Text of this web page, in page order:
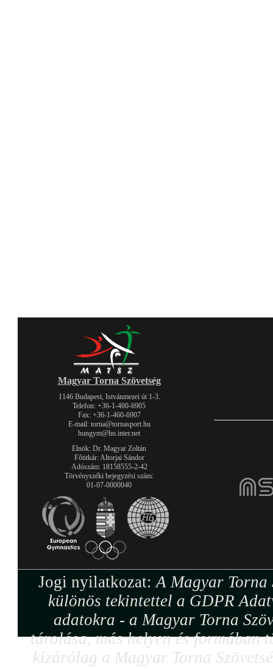
Magyar Torna Szövetség
1146 Budapest, Istvánmezei út 1-3.
Telefon: +36-1-460-6905
Fax: +36-1-460-6907
E-mail: torna@tornasport.hu
hungym@hu.inter.net
Elnök: Dr. Magyar Zoltán
Főtitkár: Altorjai Sándor
Adószám: 18158555-2-42
Törvényszéki bejegyzési szám:
01-07-0000040
Jogi nyilatkozat:A Magyar Torna
különös tekintettel a GDPR
adatokra - a Magyar Torna
tárolása, más helyen és formában
kizárólag a Magyar Torna